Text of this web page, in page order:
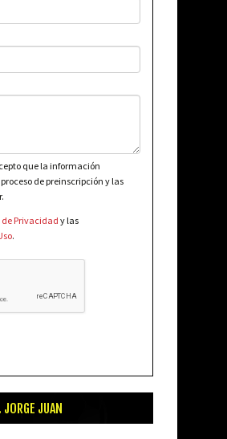
que la información
de preinscripción y las
Privacidad y las
.
JUAN